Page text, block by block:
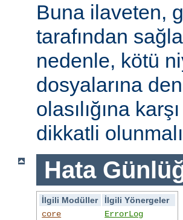
Buna ilaveten,
tarafından
nedenle, kötü
dosyalarına
olasılığına
dikkatli
Hata
İlgili Modüller
İlgili Yönergeler
core
ErrorLog